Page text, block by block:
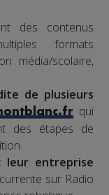
des contenus
formats
média/scolaire,
de plusieurs
qui
des étapes de
leur entreprise
sur Radio